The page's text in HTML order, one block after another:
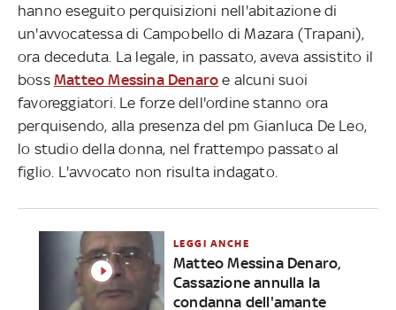
hanno eseguito perquisizioni nell'abitazione di
un'avvocatessa di Campobello di Mazara (Trapani),
ora deceduta. La legale, in passato, aveva assistito il
boss Matteo Messina Denaro e alcuni suoi
favoreggiatori. Le forze dell'ordine stanno ora
perquisendo, alla presenza del pm Gianluca De Leo,
lo studio della donna, nel frattempo passato al
figlio. L'avvocato non risulta indagato.
LEGGI ANCHE
Matteo Messina Denaro,
Cassazione annulla la
condanna dell'amante